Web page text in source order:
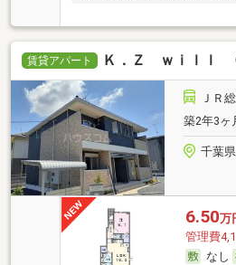
賃貸アパート Ｋ．Ｚ ｗｉｌｌ
ＪＲ
築2年3ヶ
千葉
6.50万
管理費
なし